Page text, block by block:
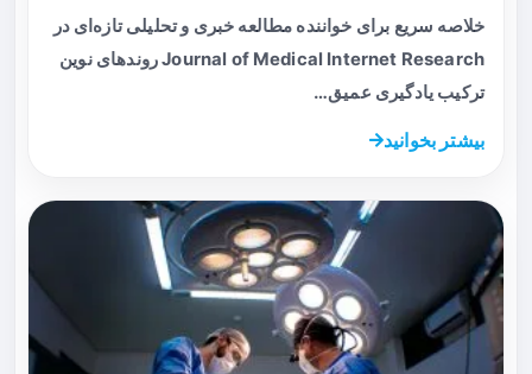
خلاصه سریع برای خواننده مطالعه خبری و تحلیلی تازه‌ای در
Journal of Medical Internet Research روندهای نوین
ترکیب یادگیری عمیق…
بیشتر بخوانید